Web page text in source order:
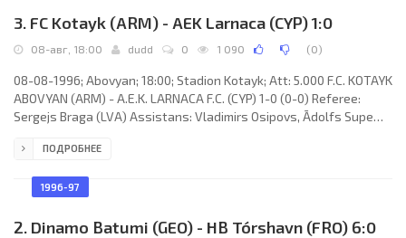
3. FC Kotayk (ARM) - AEK Larnaca (CYP) 1:0
08-авг, 18:00 dudd 0 1 090 (0)
08-08-1996; Abovyan; 18:00; Stadion Kotayk; Att: 5.000 F.C. KOTAYK
ABOVYAN (ARM) - A.E.K. LARNACA F.C. (CYP) 1-0 (0-0) Referee:
Sergejs Braga (LVA) Assistans: Vladimirs Osipovs, Ādolfs Supe
Petrosyan): Armen Ovanesyan, Albert Afyan, Gagik Manukyan,
Arzumanyan, Levon Sargsyan, Genrih Berberyan, Artur Abazyan
ПОДРОБНЕЕ
1996-97
2. Dinamo Batumi (GEO) - HB Tórshavn (FRO) 6:0